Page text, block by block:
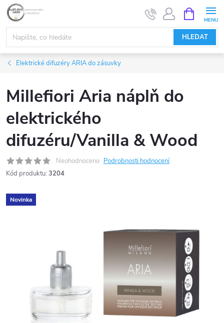
Přejít
obsah
HLEDAT
NÁKUPNÍ
KOŠÍK
Elektrické difuzéry ARIA do zásuvky
Millefiori Aria náplň do
elektrického
difuzéru/Vanilla & Wood
Neohodnoceno Podrobnosti hodnocení
Kód produktu: 3204
Novinka